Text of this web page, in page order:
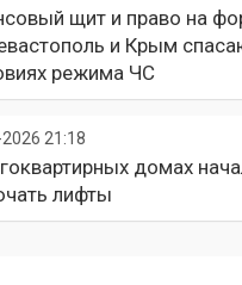
щит и право на
и Крым
режима ЧС
21:18
домах
лифты